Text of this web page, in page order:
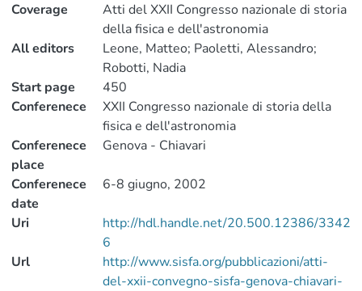
Coverage
Atti del XXII Congresso nazionale di storia
della fisica e dell'astronomia
All editors
Leone, Matteo; Paoletti, Alessandro;
Robotti, Nadia
Start page
450
Conferenece
XXII Congresso nazionale di storia della
fisica e dell'astronomia
Conferenece
place
Genova - Chiavari
Conferenece
date
6-8 giugno, 2002
Uri
http://hdl.handle.net/20.500.12386/3342
6
Url
http://www.sisfa.org/pubblicazioni/atti-
del-xxii-convegno-sisfa-genova-chiavari-